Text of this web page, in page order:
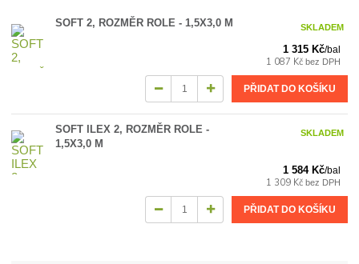
SOFT 2, ROZMĚR ROLE - 1,5X3,0 M
1 315 Kč/bal
1 087 Kč bez DPH
SKLADEM
PŘIDAT DO KOŠÍKU
SOFT ILEX 2, ROZMĚR ROLE -
1,5X3,0 M
1 584 Kč/bal
1 309 Kč bez DPH
SKLADEM
PŘIDAT DO KOŠÍKU